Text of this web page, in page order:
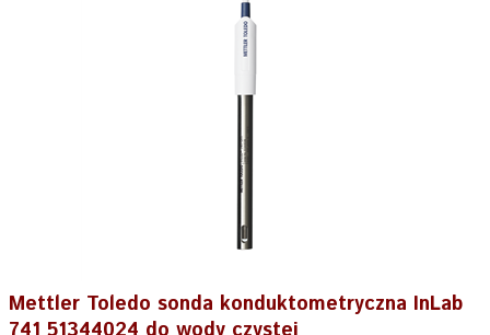
Mettler Toledo sonda konduktometryczna InLab